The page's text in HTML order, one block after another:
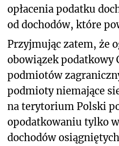
opłacenia podatku
od dochodów, które
Przyjmując zatem, że
obowiązek podatkowy
podmiotów
podmioty niemające
na terytorium Polski
opodatkowaniu tylko
dochodów